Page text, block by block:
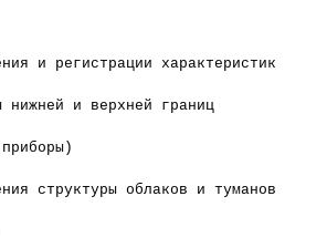
и регистрации характеристик
нижней и верхней границ
структуры облаков и туманов